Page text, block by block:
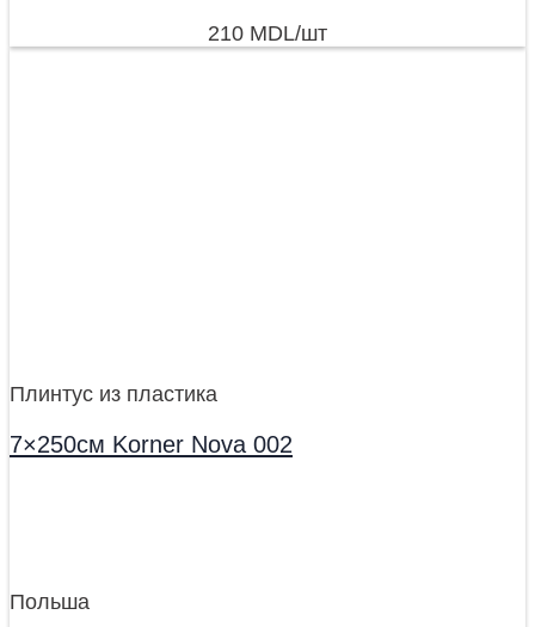
210 MDL/шт
Плинтус из пластика
7×250см Korner Nova 002
Польша